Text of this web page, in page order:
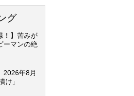
グ
！】苦みが
ーマンの絶
2026年8月
け」